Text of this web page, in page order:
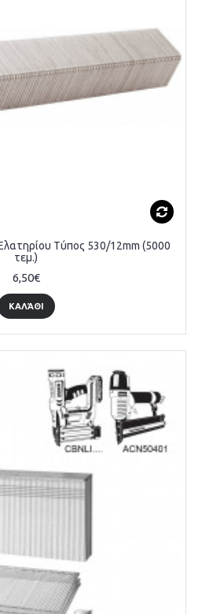
Τύπος 530/12mm (5000
τεμ.)
6,50€
ΚΑΛΆΘΙ